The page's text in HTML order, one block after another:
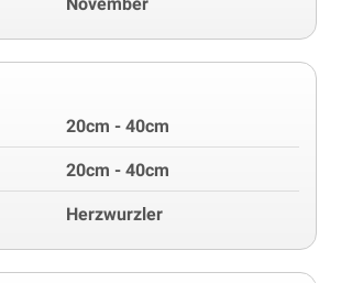
20cm - 40cm
20cm - 40cm
Herzwurzler